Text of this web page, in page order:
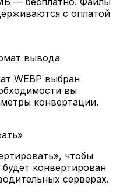
с оплатой
вывода
WEBP выбран
вы
конвертации.
чтобы
конвертирован
серверах.